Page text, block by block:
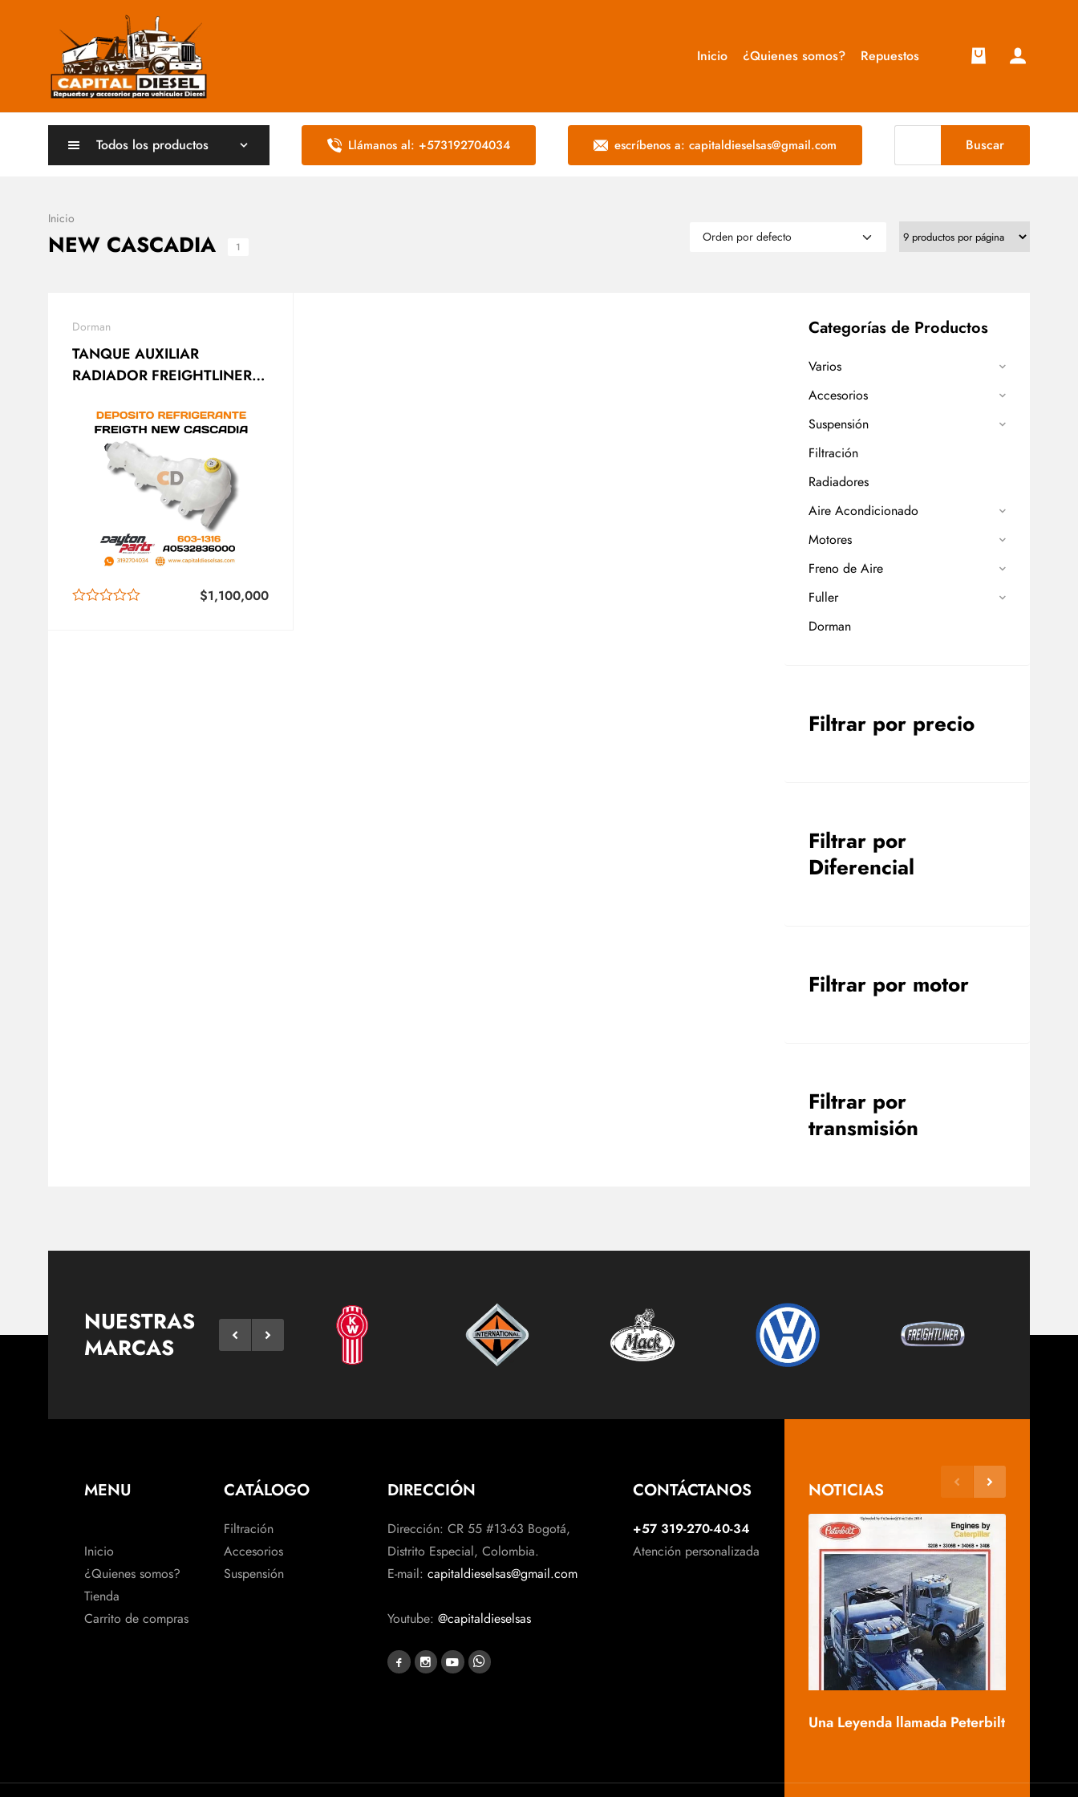
Inicio ¿Quienes somos? Repuestos
Todos los productos Llámanos al: +573192704034 escríbenos a: capitaldieselsas@gmail.com Buscar
Inicio
NEW CASCADIA 1
Dorman
TANQUE AUXILIAR
RADIADOR FREIGHTLINER
A0532836000 DORMAN
$1,100,000
Categorías de Productos
Varios
Accesorios
Suspensión
Filtración
Radiadores
Aire Acondicionado
Motores
Freno de Aire
Fuller
Dorman
Filtrar por precio
Filtrar por
Diferencial
Filtrar por motor
Filtrar por
transmisión
NUESTRAS
MARCAS
MENU
Inicio
¿Quienes somos?
Tienda
Carrito de compras
CATÁLOGO
Filtración
Accesorios
Suspensión
DIRECCIÓN
Dirección: CR 55 #13-63 Bogotá,
Distrito Especial, Colombia.
E-mail: capitaldieselsas@gmail.com
Youtube: @capitaldieselsas
CONTÁCTANOS
+57 319-270-40-34
Atención personalizada
NOTICIAS
Una Leyenda llamada Peterbilt